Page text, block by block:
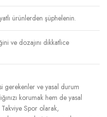
ürünlerden şüphelenin.
ve dozajını dikkatlice
gerekenler ve yasal durum
korumak hem de yasal
Spor olarak,